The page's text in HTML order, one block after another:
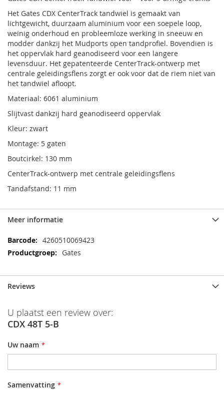
Het Gates CDX CenterTrack tandwiel is gemaakt van
lichtgewicht, duurzaam aluminium voor een soepele loop,
weinig onderhoud en probleemloze werking in sneeuw en
modder dankzij het Mudports open tandprofiel. Bovendien is
het oppervlak hard geanodiseerd voor een langere
levensduur. Het gepatenteerde CenterTrack-ontwerp met
centrale geleidingsflens zorgt er ook voor dat de riem niet van
het tandwiel afloopt.
Materiaal: 6061 aluminium
Slijtvast dankzij hard geanodiseerd oppervlak
Kleur: zwart
Montage: 5 gaten
Boutcirkel: 130 mm
CenterTrack-ontwerp met centrale geleidingsflens
Tandafstand: 11 mm
Meer informatie
Meer
informatie
4260510069423
Gates
Reviews
U plaatst een review over:
CDX 48T 5-B
Uw naam
Samenvatting